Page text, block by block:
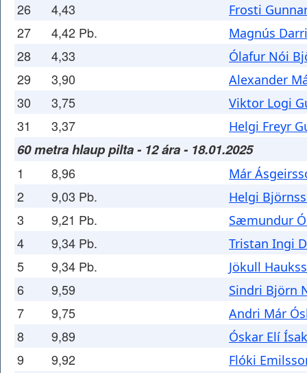
26 4,43 Frosti
27 4,42 Pb. Magnús
28 4,33 Ólafur Nói
29 3,90 Alexander
30 3,75 Viktor Logi
31 3,37 Helgi Freyr
60 metra hlaup pilta - 12 ára - 18.01.2025
1 8,96 Már
2 9,03 Pb. Helgi
3 9,21 Pb. Sæmundur
4 9,34 Pb. Tristan Ingi
5 9,34 Pb. Jökull
6 9,59 Sindri Björn
7 9,75 Andri Már
8 9,89 Óskar Elí
9 9,92 Flóki